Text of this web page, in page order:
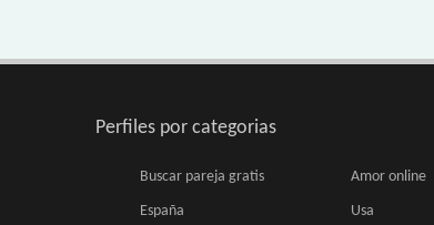
Perfiles por categorias
Buscar pareja gratis Amor online
España Usa